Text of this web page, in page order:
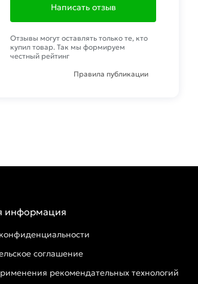
Написать отзыв
Отзывы могут оставлять только те, кто
купил товар. Так мы формируем
честный рейтинг
Правила публикации
информация
соглашение
рекомендательных технологий